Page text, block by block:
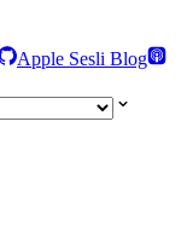
Apple Sesli Blog